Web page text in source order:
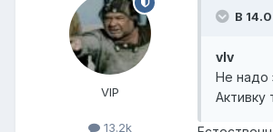
VIP
13.2k
В
vIv
Не надо
Активку